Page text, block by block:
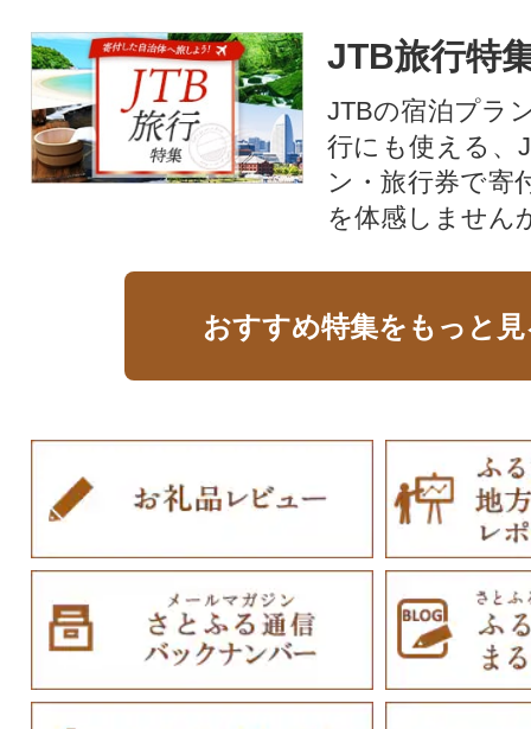
JTB旅行特
JTBの宿泊プラ
行にも使える、
ン・旅行券で寄
を体感しません
おすすめ特集をもっと